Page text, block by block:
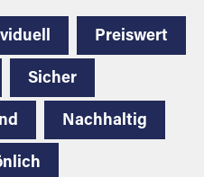
Preiswert
Sicher
Nachhaltig